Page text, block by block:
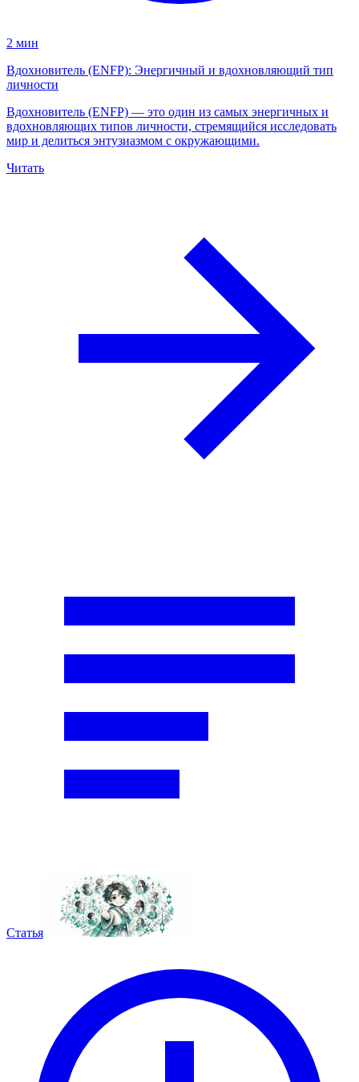
2 мин
Вдохновитель (ENFP): Энергичный и вдохновляющий тип
личности
Вдохновитель (ENFP) — это один из самых энергичных и
вдохновляющих типов личности, стремящийся исследовать
мир и делиться энтузиазмом с окружающими.
Читать
Статья